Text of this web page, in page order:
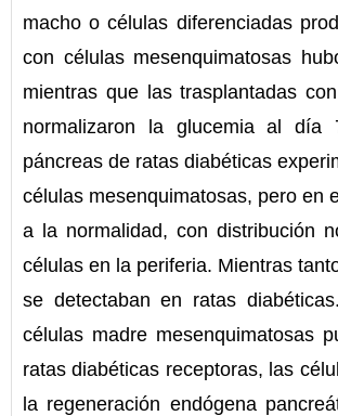
macho o células diferenciadas
con células mesenquimatosas
mientras que las trasplantadas
normalizaron la glucemia al día
páncreas de ratas diabéticas
células mesenquimatosas, pero en
a la normalidad, con distribución
células en la periferia. Mientras
se detectaban en ratas
células madre mesenquimatosas
ratas diabéticas receptoras, las
la regeneración endógena